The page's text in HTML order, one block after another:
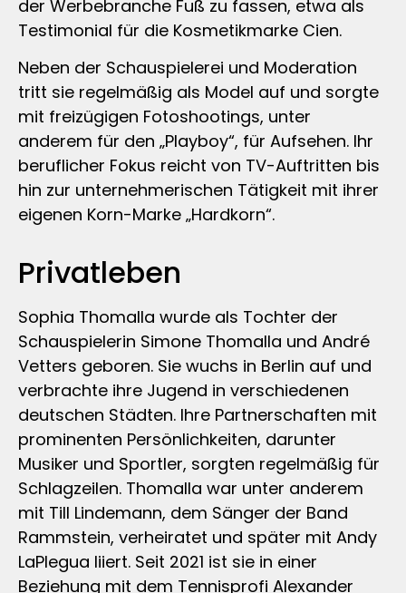
der Werbebranche Fuß zu fassen, etwa als
Testimonial für die Kosmetikmarke Cien.
Neben der Schauspielerei und Moderation
tritt sie regelmäßig als Model auf und sorgte
mit freizügigen Fotoshootings, unter
anderem für den „Playboy“, für Aufsehen. Ihr
beruflicher Fokus reicht von TV-Auftritten bis
hin zur unternehmerischen Tätigkeit mit ihrer
eigenen Korn-Marke „Hardkorn“.
Privatleben
Sophia Thomalla wurde als Tochter der
Schauspielerin Simone Thomalla und André
Vetters geboren. Sie wuchs in Berlin auf und
verbrachte ihre Jugend in verschiedenen
deutschen Städten. Ihre Partnerschaften mit
prominenten Persönlichkeiten, darunter
Musiker und Sportler, sorgten regelmäßig für
Schlagzeilen. Thomalla war unter anderem
mit Till Lindemann, dem Sänger der Band
Rammstein, verheiratet und später mit Andy
LaPlegua liiert. Seit 2021 ist sie in einer
Beziehung mit dem Tennisprofi Alexander